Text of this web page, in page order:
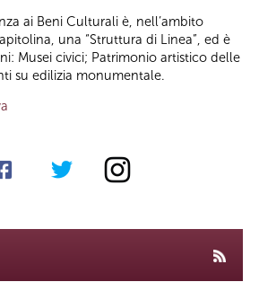
ai Beni Culturali è, nell’ambito
una “Struttura di Linea”, ed è
Musei civici; Patrimonio artistico delle
su edilizia monumentale.